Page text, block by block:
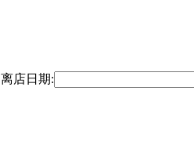
离店日期: